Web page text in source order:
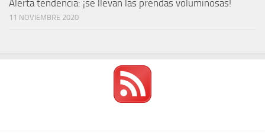
Alerta tendencia: ¡se llevan las prendas voluminosas!
11 NOVIEMBRE 2020